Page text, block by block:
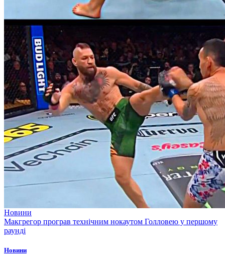
Новини
Макгрегор програв технічним нокаутом Голловею у першому
раунді
Новини